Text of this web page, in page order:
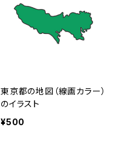
東京都の地図（線画カラー）
のイラスト
¥500